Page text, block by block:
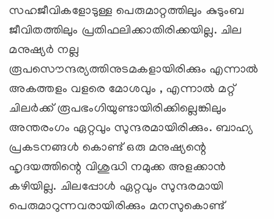
സഹജീവികളോടുള്ള പെരുമാറ്റത്തിലും കുടുംബ
ജീവിതത്തിലും പ്രതിഫലിക്കാതിരിക്കയില്ല. ചില
മനുഷ്യർ നല്ല
രൂപസൌന്ദര്യത്തിനുടമകളായിരിക്കും എന്നാൽ
അകത്തളം വളരെ മോശവും , എന്നാൽ മറ്റ്
ചിലർക്ക് രൂപഭംഗിയുണ്ടായിരിക്കില്ലെങ്കിലും
അന്തരംഗം ഏറ്റവും സുന്ദരമായിരിക്കും. ബാഹ്യ
പ്രകടനങ്ങൾ കൊണ്ട് ഒരു മനുഷ്യന്റെ
ഹൃദയത്തിന്റെ വിശുദ്ധി നമുക്ക അളക്കാൻ
കഴിയില്ല. ചിലപ്പോൾ ഏറ്റവും സുന്ദരമായി
പെരുമാറുന്നവരായിരിക്കും മനസുകൊണ്ട്